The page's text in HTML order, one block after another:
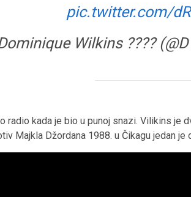
pic.twitter.com/
Wilkins ????
radio kada je bio u punoj snazi. Vilikins je
Majkla Džordana 1988. u Čikagu jedan je